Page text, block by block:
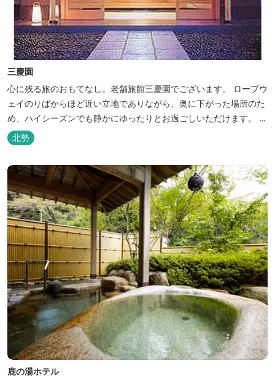
三慶園
心に残る旅のおもてなし。老舗旅館三慶園でございます。 ロープウ
ェイのりばからほど近い立地でありながら、奥に下がった場所のた
め、ハイシーズンでも静かにゆったりとお過ごしいただけます。 自
慢の大浴場からは、雄大な御在所岳を背に、御在所ロープウェイが
望めます。季節ごとに表情を変える湯の山の自然と対話しながら至
極のひとときをどうぞ。
北勢
鹿の湯ホテル